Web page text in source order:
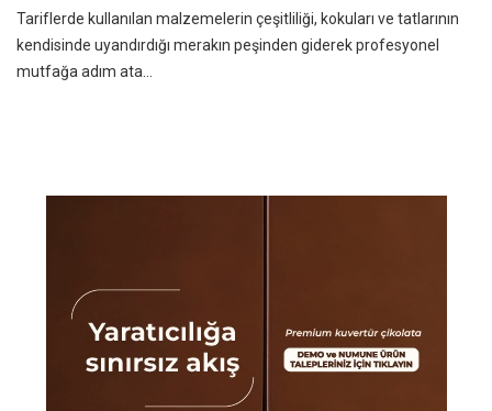
Tariflerde kullanılan malzemelerin çeşitliliği, kokuları ve tatlarının
kendisinde uyandırdığı merakın peşinden giderek profesyonel
mutfağa adım ata...